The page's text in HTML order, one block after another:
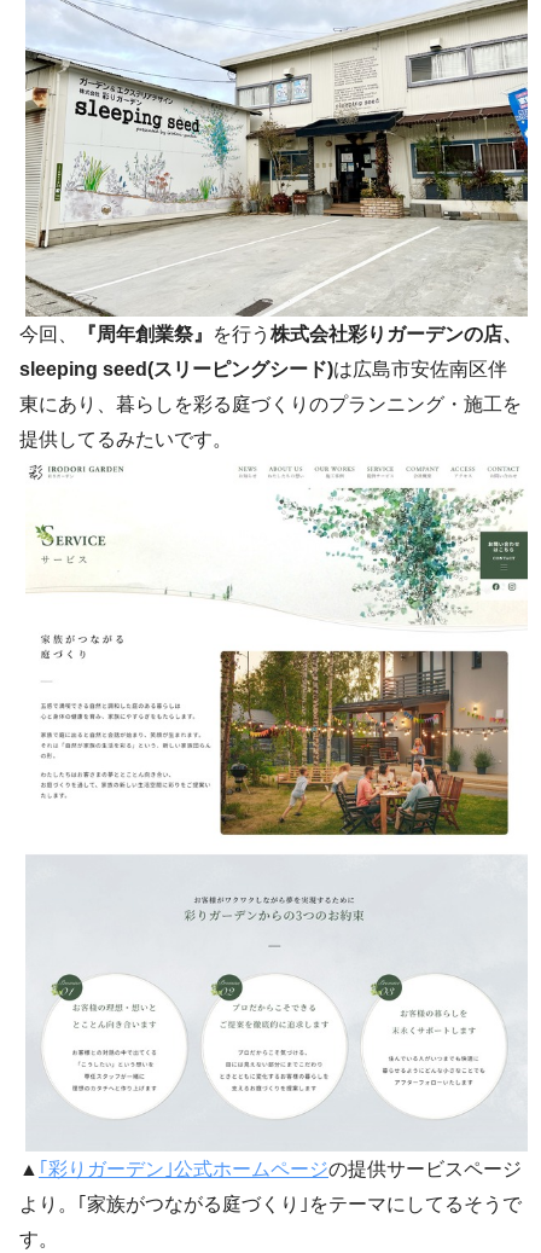
今回、 『周年創業祭』 を行う 株式会社彩りガーデンの店、
sleeping seed(スリーピングシード)は広島市安佐南区伴
東にあり、暮らしを彩る庭づくりのプランニング・施工を
提供してるみたいです。
▲ ｢彩りガーデン｣公式ホームページの提供サービスページ
より。｢家族がつながる庭づくり｣をテーマにしてるそうで
す。